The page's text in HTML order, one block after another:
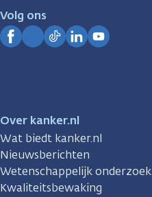
Volg ons
Over kanker.nl
Wat biedt kanker.nl
Nieuwsberichten
Wetenschappelijk onderzoek
Kwaliteitsbewaking